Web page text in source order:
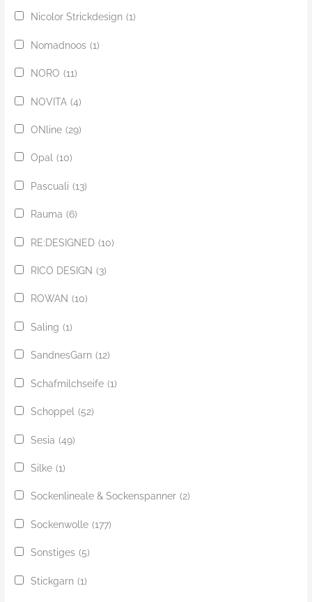
Nicolor Strickdesign (1)
Nomadnoos (1)
NORO (11)
NOVITA (4)
ONline (29)
Opal (10)
Pascuali (13)
Rauma (6)
RE:DESIGNED (10)
RICO DESIGN (3)
ROWAN (10)
Saling (1)
SandnesGarn (12)
Schafmilchseife (1)
Schoppel (52)
Sesia (49)
Silke (1)
Sockenlineale & Sockenspanner (2)
Sockenwolle (177)
Sonstiges (5)
Stickgarn (1)